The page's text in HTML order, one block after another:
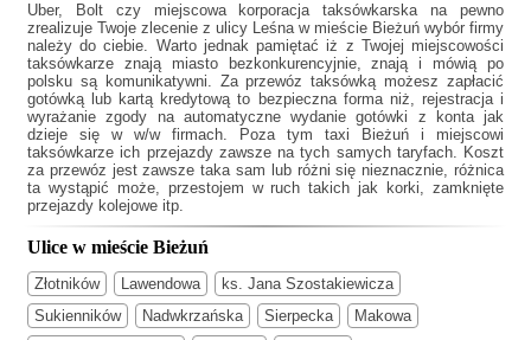
Uber, Bolt czy miejscowa korporacja taksówkarska na pewno
zrealizuje Twoje zlecenie z ulicy Leśna w mieście Bieżuń wybór firmy
należy do ciebie. Warto jednak pamiętać iż z Twojej miejscowości
taksówkarze znają miasto bezkonkurencyjnie, znają i mówią po
polsku są komunikatywni. Za przewóz taksówką możesz zapłacić
gotówką lub kartą kredytową to bezpieczna forma niż, rejestracja i
wyrażanie zgody na automatyczne wydanie gotówki z konta jak
dzieje się w w/w firmach. Poza tym taxi Bieżuń i miejscowi
taksówkarze ich przejazdy zawsze na tych samych taryfach. Koszt
za przewóz jest zawsze taka sam lub różni się nieznacznie, różnica
ta wystąpić może, przestojem w ruch takich jak korki, zamknięte
przejazdy kolejowe itp.
Ulice w mieście Bieżuń
Złotników Lawendowa
ks. Jana Szostakiewicza
Sukienników
Nadwkrzańska Sierpecka
Makowa